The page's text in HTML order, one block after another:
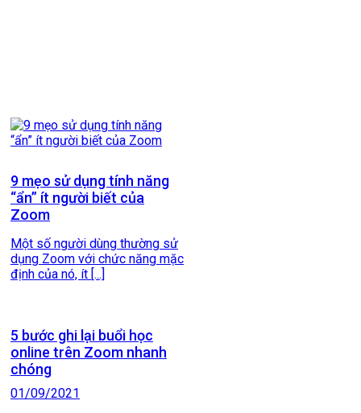
9 mẹo sử dụng tính năng
“ẩn” ít người biết của
Zoom
Một số người dùng thường sử
dụng Zoom với chức năng mặc
định của nó, ít [...]
5 bước ghi lại buổi học
online trên Zoom nhanh
chóng
01/09/2021